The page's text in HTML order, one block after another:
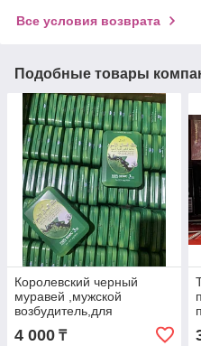
Все условия возврата
Подобные товары
Королевский черный
муравей ,мужской
возбудитель,для
повышения потенции
4 000 ₸